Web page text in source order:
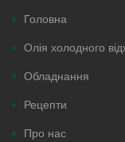
Головна
Олія холодного
Обладнання
Рецепти
Про нас